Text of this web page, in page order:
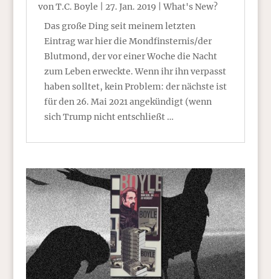
vonT.C. Boyle 27. Jan. 2019|What's New?
Das große Ding seit meinem letzten
Eintrag war hier die Mondfinsternis/der
Blutmond, der vor einer Woche die Nacht
zum Leben erweckte. Wenn ihr ihn verpasst
haben solltet, kein Problem: der nächste ist
für den 26. Mai 2021 angekündigt (wenn
sich Trump nicht entschließt …